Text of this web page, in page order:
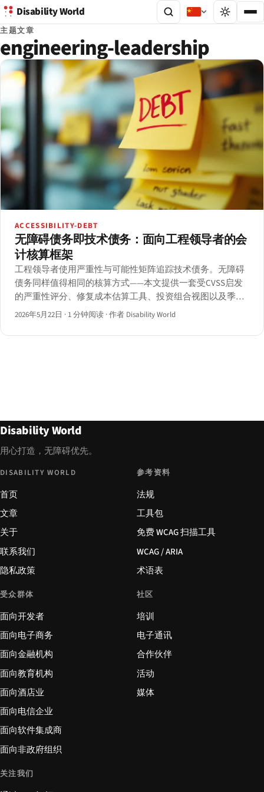
Disability World
主题文章
engineering-leadership
ACCESSIBILITY-DEBT
无障碍债务即技术债务：面向工程领导者的会
计核算框架
工程领导者使用严重性与可能性矩阵追踪技术债务。无障碍
债务同样值得相同的核算方式——本文提供一套受CVSS启发
的严重性评分、修复成本估算工具、投资组合视图以及季度
燃尽仪表板，并附三个行业案例。
2026年5月22日 · 1 分钟阅读 ·作者 Disability World
Disability World
用心打造，无障碍优先。
DISABILITY WORLD
首页
文章
关于
联系我们
隐私政策
参考资料
法规
工具包
免费 WCAG 扫描工具
WCAG / ARIA
术语表
受众群体
面向开发者
面向电子商务
面向金融机构
面向教育机构
面向酒店业
面向电信企业
面向软件集成商
面向非政府组织
社区
培训
电子通讯
合作伙伴
活动
媒体
关注我们